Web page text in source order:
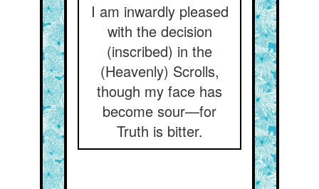
I am inwardly pleased
with the decision
(inscribed) in the
(Heavenly) Scrolls,
though my face has
become sour—for
Truth is bitter.